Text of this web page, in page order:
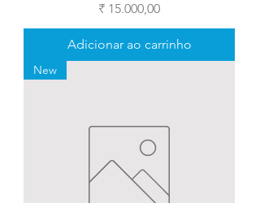
Preço
₹ 15.000,00
Adicionar ao carrinho
New